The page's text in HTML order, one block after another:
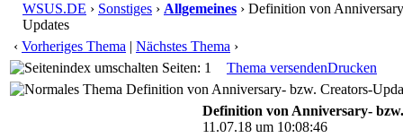
WSUS.DE › Sonstiges › Allgemeines › Definition von
Updates
‹ Vorheriges Thema | Nächstes Thema ›
Seiten: 1
Thema versendenDrucken
Definition von Anniversary- bzw. Creators-
Definition von Anniversary-
11.07.18 um 10:08:46